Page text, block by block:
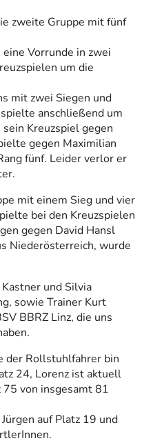
zweite Gruppe mit fünf
Vorrunde in zwei
um die
mit zwei Siegen und
anschließend um
Kreuzspiel gegen
gegen Maximilian
fünf. Leider verlor er
mit einem Sieg und vier
bei den Kreuzspielen
gegen David Hansl
Niederösterreich, wurde
und Silvia
sowie Trainer Kurt
BBRZ Linz, die uns
der Rollstuhlfahrer bin
24, Lorenz ist aktuell
75 von insgesamt 81
auf Platz 19 und